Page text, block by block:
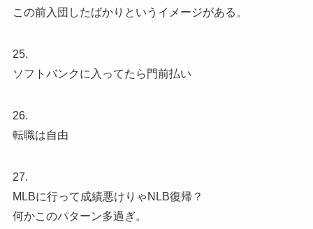
この前入団したばかりというイメージがある。
25.
ソフトバンクに入ってたら門前払い
26.
転職は自由
27.
MLBに行って成績悪けりゃNLB復帰？
何かこのパターン多過ぎ。